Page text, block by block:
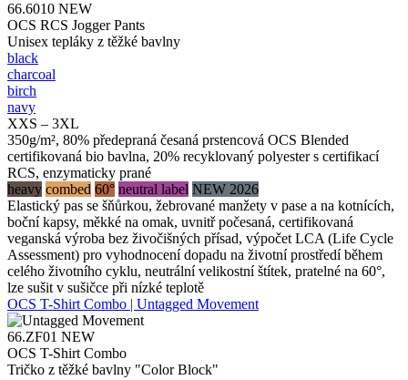
66.6010 NEW
OCS RCS Jogger Pants
Unisex tepláky z těžké bavlny
black
charcoal
birch
navy
XXS – 3XL
350g/m², 80% předepraná česaná prstencová OCS Blended
certifikovaná bio bavlna, 20% recyklovaný polyester s certifikací
RCS, enzymaticky prané
heavy combed 60° neutral label NEW 2026
Elastický pas se šňůrkou, žebrované manžety v pase a na kotnících,
boční kapsy, měkké na omak, uvnitř počesaná, certifikovaná
veganská výroba bez živočišných přísad, výpočet LCA (Life Cycle
Assessment) pro vyhodnocení dopadu na životní prostředí během
celého životního cyklu, neutrální velikostní štítek, pratelné na 60°,
lze sušit v sušičce při nízké teplotě
OCS T-Shirt Combo | Untagged Movement
66.ZF01 NEW
OCS T-Shirt Combo
Tričko z těžké bavlny "Color Block"